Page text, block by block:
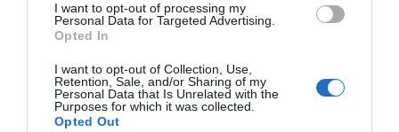
I want to opt-out of processing my
Personal Data for Targeted Advertising.
Opted In
I want to opt-out of Collection, Use,
Retention, Sale, and/or Sharing of my
Personal Data that Is Unrelated with the
Purposes for which it was collected.
Opted Out
mondással engedte el az érettségire. Nagyon
ragaszkodnak hozzájuk a gyerekek. A pályám nem adta
tudat, hogy a szüleimmel vannak, megnyugtatott. Óriási
könnyebbséget jelentett egész életemben, hogy ilyen
családom van – emelte ki az Operettszínház színésznője,
aki teljes mellszélességgel támogatja gyermekeit.